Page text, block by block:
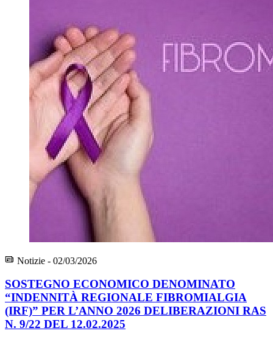
Notizie - 02/03/2026
SOSTEGNO ECONOMICO DENOMINATO
“INDENNITÀ REGIONALE FIBROMIALGIA
(IRF)” PER L’ANNO 2026 DELIBERAZIONI RAS
N. 9/22 DEL 12.02.2025